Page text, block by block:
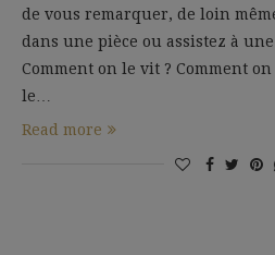
de vous remarquer, de loin
dans une pièce ou assistez à
Comment on le vit ? Comment
le…
Read more